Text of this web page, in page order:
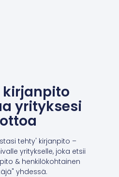
kirjanpito
yrityksesi
tehty' kirjanpito –
yritykselle, joka etsii
& henkilökohtainen
yhdessä.